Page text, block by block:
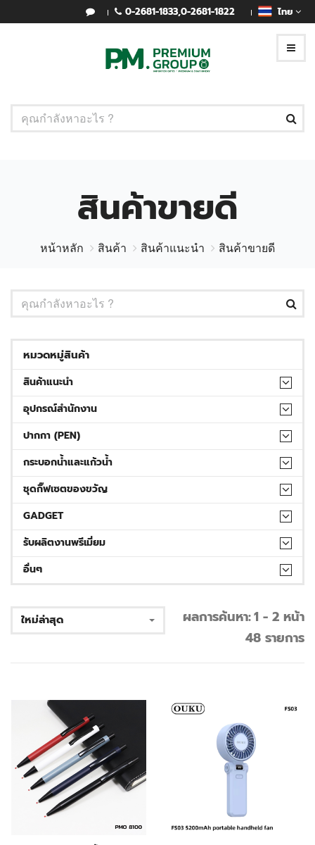
0-2681-1833,0-2681-1822 ไทย
สินค้าขายดี
หน้าหลัก สินค้า สินค้าแนะนำ สินค้าขายดี
หมวดหมู่สินค้า
สินค้าแนะนำ
อุปกรณ์สำนักงาน
ปากกา (PEN)
กระบอกน้ำและแก้วน้ำ
ชุดกิ๊ฟเซตของขวัญ
GADGET
รับผลิตงานพรีเมี่ยม
อื่นๆ
ใหม่ล่าสุด ผลการค้นหา:1 - 2 หน้า
48 รายการ